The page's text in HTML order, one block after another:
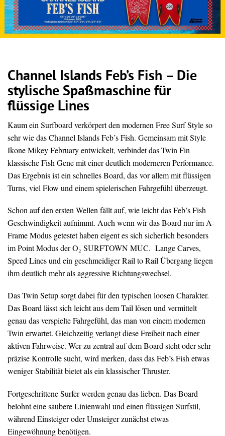
Channel Islands Feb’s Fish – Die
stylische Spaßmaschine für
flüssige Lines
Kaum ein Surfboard verkörpert den modernen Free Surf Style so
sehr wie das Channel Islands Feb’s Fish. Gemeinsam mit Style
Ikone Mikey February entwickelt, verbindet das Twin Fin
klassische Fish Gene mit einer deutlich moderneren Performance.
Das Ergebnis ist ein schnelles Board, das vor allem mit flüssigen
Turns, viel Flow und einem spielerischen Fahrgefühl überzeugt.
Schon auf den ersten Wellen fällt auf, wie leicht das Feb’s Fish
Geschwindigkeit aufnimmt. Auch wenn wir das Board nur im A-
Frame Modus getestet haben eigent es sich sicherlich besonders
im Point Modus der O₂ SURFTOWN MUC. Lange Carves,
Speed Lines und ein geschmeidiger Rail to Rail Übergang liegen
ihm deutlich mehr als aggressive Richtungswechsel.
Das Twin Setup sorgt dabei für den typischen loosen Charakter.
Das Board lässt sich leicht aus dem Tail lösen und vermittelt
genau das verspielte Fahrgefühl, das man von einem modernen
Twin erwartet. Gleichzeitig verlangt diese Freiheit nach einer
aktiven Fahrweise. Wer zu zentral auf dem Board steht oder sehr
präzise Kontrolle sucht, wird merken, dass das Feb’s Fish etwas
weniger Stabilität bietet als ein klassischer Thruster.
Fortgeschrittene Surfer werden genau das lieben. Das Board
belohnt eine saubere Linienwahl und einen flüssigen Surfstil,
während Einsteiger oder Umsteiger zunächst etwas
Eingewöhnung benötigen.